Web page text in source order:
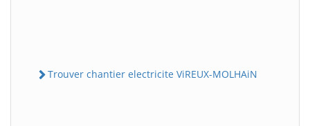
Trouver chantier electricite ViREUX-MOLHAiN